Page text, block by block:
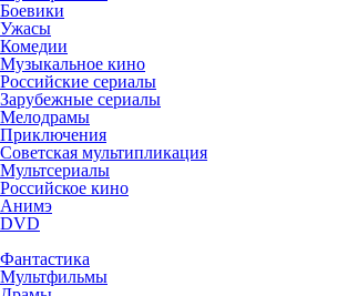
Боевики
Ужасы
Комедии
Музыкальное кино
Российские сериалы
Зарубежные сериалы
Мелодрамы
Приключения
Советская мультипликация
Мультсериалы
Российское кино
Анимэ
DVD
Фантастика
Мультфильмы